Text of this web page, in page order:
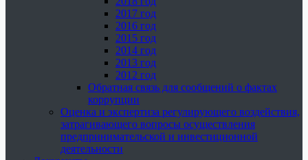
2017 год
2016 год
2015 год
2014 год
2013 год
2012 год
Обратная связь для сообщений о фактах
коррупции
Оценка и экспертиза регулирующего воздействия,
затрагивающего вопросы осуществления
предпринимательской и инвестиционной
деятельности